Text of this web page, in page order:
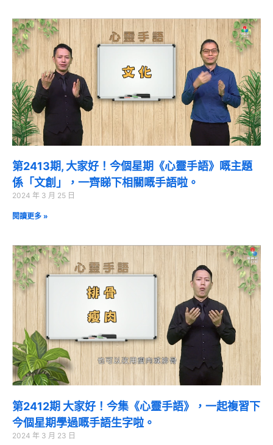
第2413期, 大家好！今個星期《心靈手語》嘅主題
係「文創」，一齊睇下相關嘅手語啦。
2024 年 3 月 25 日
閱讀更多 »
第2412期 大家好！今集《心靈手語》，一起複習下
今個星期學過嘅手語生字啦。
2024 年 3 月 23 日